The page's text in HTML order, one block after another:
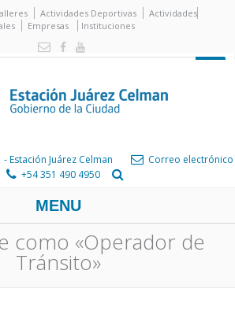
Actividades Deportivas
Actividades
Empresas Instituciones
Estación Juárez Celman
Correo electrónico
+54 351 490 4950
MENU
como «Operador de
Tránsito»